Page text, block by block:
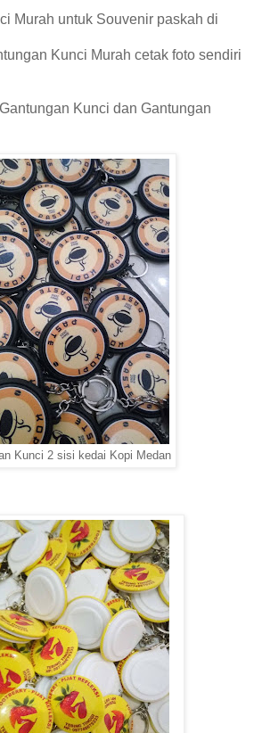
Murah untuk Souvenir paskah di
Kunci Murah cetak foto sendiri
Kunci dan Gantungan
Kunci 2 sisi kedai Kopi Medan